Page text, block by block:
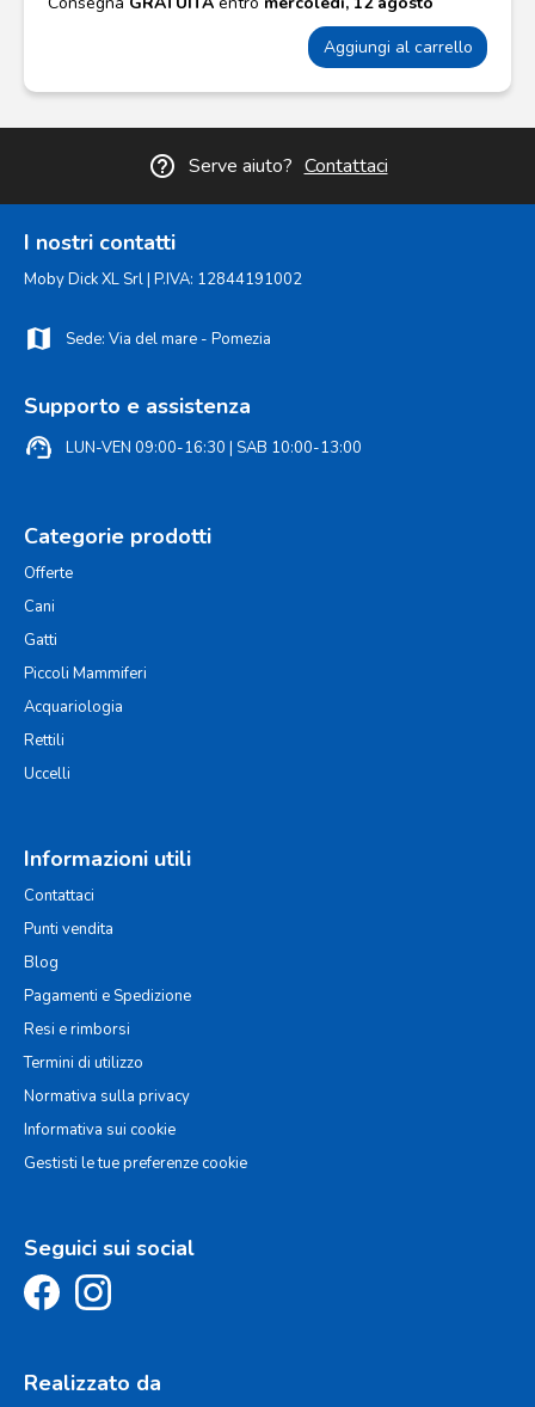
Aggiungi al carrello
help_outline Serve aiuto? Contattaci
I nostri contatti
Moby Dick XL Srl | P.IVA: 12844191002
map Sede: Via del mare - Pomezia
Supporto e assistenza
support_agent LUN-VEN 09:00-16:30 | SAB 10:00-13:00
Categorie prodotti
Offerte
Cani
Gatti
Piccoli Mammiferi
Acquariologia
Rettili
Uccelli
Informazioni utili
Contattaci
Punti vendita
Blog
Pagamenti e Spedizione
Resi e rimborsi
Termini di utilizzo
Normativa sulla privacy
Informativa sui cookie
Gestisti le tue preferenze cookie
Seguici sui social
Realizzato da